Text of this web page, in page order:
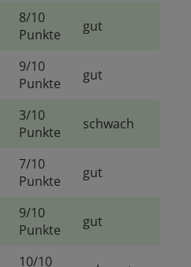
8/10
Punkte
gut
9/10
Punkte
gut
3/10
Punkte
schwach
7/10
Punkte
gut
9/10
Punkte
gut
10/10